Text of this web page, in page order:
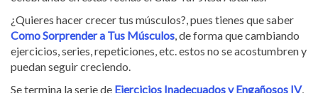
¿Quieres hacer crecer tus músculos?, pues tienes que saber
Como Sorprender a Tus Músculos , de forma que cambiando
ejercicios, series, repeticiones, etc. estos no se acostumbren y
puedan seguir creciendo.
Se termina la serie de Ejercicios Inadecuados y Engañosos IV,